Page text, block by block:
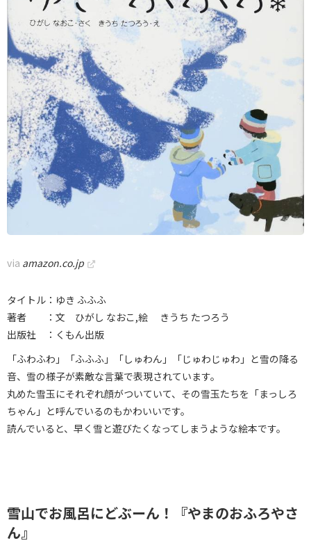
via amazon.co.jp
タイトル：ゆき ふふふ
著者 ：文 ひがし なおこ,絵 きうち たつろう
出版社 ：くもん出版
「ふわふわ」「ふふふ」「しゅわん」「じゅわじゅわ」と雪の降る
音、雪の様子が素敵な言葉で表現されています。
丸めた雪玉にそれぞれ顔がついていて、その雪玉たちを「まっしろ
ちゃん」と呼んでいるのもかわいいです。
読んでいると、早く雪と遊びたくなってしまうような絵本です。
雪山でお風呂にどぶーん！『やまのおふろやさ
ん』